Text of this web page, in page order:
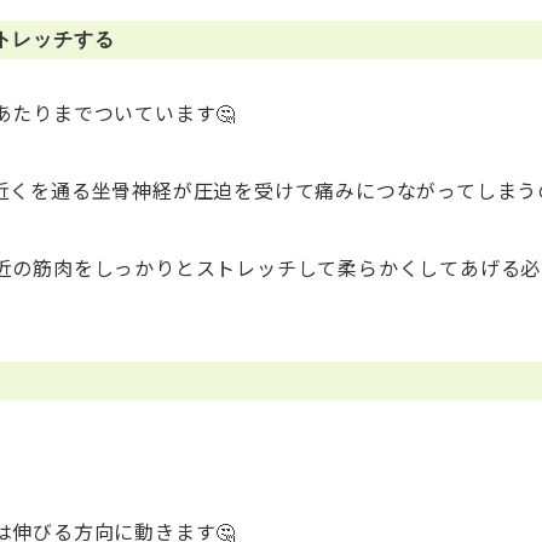
レッチする
たりまでついています🤔
を通る坐骨神経が圧迫を受けて痛みにつながってしま
筋肉をしっかりとストレッチして柔らかくしてあげる
伸びる方向に動きます🤔